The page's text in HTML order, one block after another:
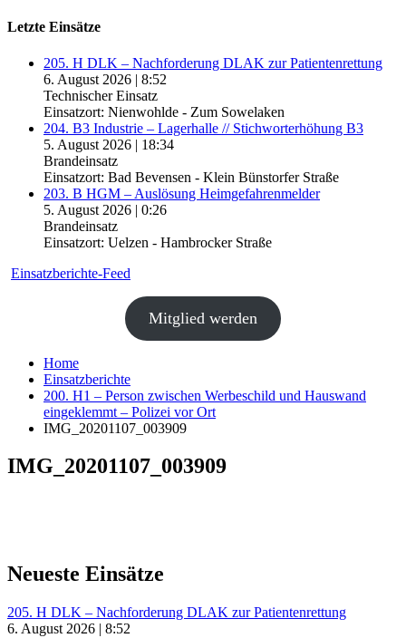
Letzte Einsätze
205. H DLK – Nachforderung DLAK zur Patientenrettung
6. August 2026 | 8:52
Technischer Einsatz
Einsatzort: Nienwohlde - Zum Sowelaken
204. B3 Industrie – Lagerhalle // Stichworterhöhung B3
5. August 2026 | 18:34
Brandeinsatz
Einsatzort: Bad Bevensen - Klein Bünstorfer Straße
203. B HGM – Auslösung Heimgefahrenmelder
5. August 2026 | 0:26
Brandeinsatz
Einsatzort: Uelzen - Hambrocker Straße
Einsatzberichte-Feed
Mitglied werden
Home
Einsatzberichte
200. H1 – Person zwischen Werbeschild und Hauswand
eingeklemmt – Polizei vor Ort
IMG_20201107_003909
IMG_20201107_003909
Neueste Einsätze
205. H DLK – Nachforderung DLAK zur Patientenrettung
6. August 2026 | 8:52